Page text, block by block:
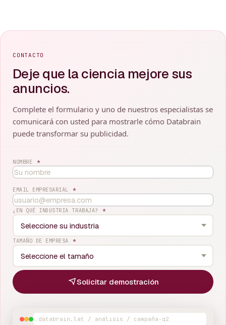
CONTACTO
Deje que la ciencia mejore sus
anuncios.
Complete el formulario y uno de nuestros especialistas se
comunicará con usted para mostrarle cómo Databrain
puede transformar su publicidad.
NOMBRE *
EMAIL EMPRESARIAL *
¿EN QUÉ INDUSTRIA TRABAJA? *
TAMAÑO DE EMPRESA *
Solicitar demostración
databrain.lat / análisis / campaña-q2